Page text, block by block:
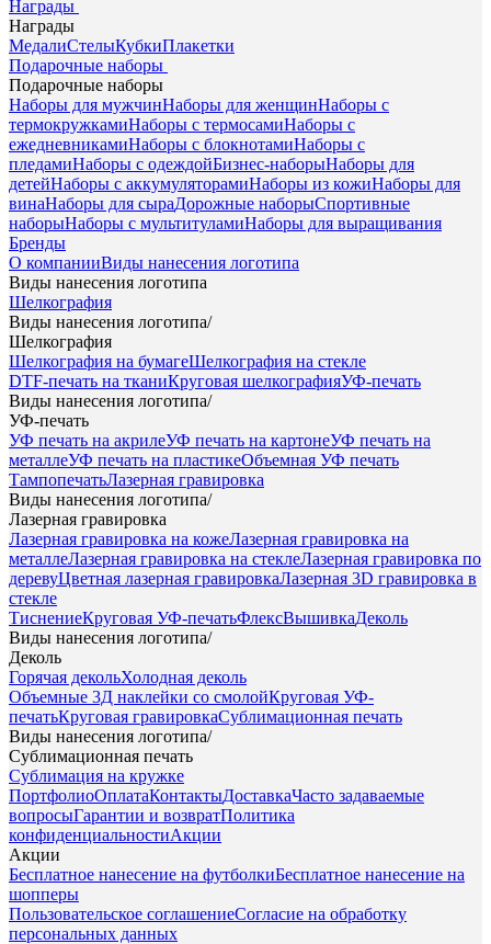
Награды
Награды
МедалиСтелыКубкиПлакетки
Подарочные наборы
Подарочные наборы
Наборы для мужчинНаборы для женщинНаборы с
термокружкамиНаборы с термосамиНаборы с
ежедневникамиНаборы с блокнотамиНаборы с
пледамиНаборы с одеждойБизнес-наборыНаборы для
детейНаборы с аккумуляторамиНаборы из кожиНаборы для
винаНаборы для сыраДорожные наборыСпортивные
наборыНаборы с мультитуламиНаборы для выращивания
Бренды
О компанииВиды нанесения логотипа
Виды нанесения логотипа
Шелкография
Виды нанесения логотипа/
Шелкография
Шелкография на бумагеШелкография на стекле
DTF-печать на тканиКруговая шелкографияУФ-печать
Виды нанесения логотипа/
УФ-печать
УФ печать на акрилеУФ печать на картонеУФ печать на
металлеУФ печать на пластикеОбъемная УФ печать
ТампопечатьЛазерная гравировка
Виды нанесения логотипа/
Лазерная гравировка
Лазерная гравировка на кожеЛазерная гравировка на
металлеЛазерная гравировка на стеклеЛазерная гравировка по
деревуЦветная лазерная гравировкаЛазерная 3D гравировка в
стекле
ТиснениеКруговая УФ-печатьФлексВышивкаДеколь
Виды нанесения логотипа/
Деколь
Горячая декольХолодная деколь
Объемные 3Д наклейки со смолойКруговая УФ-
печатьКруговая гравировкаСублимационная печать
Виды нанесения логотипа/
Сублимационная печать
Сублимация на кружке
ПортфолиоОплатаКонтактыДоставкаЧасто задаваемые
вопросыГарантии и возвратПолитика
конфиденциальностиАкции
Акции
Бесплатное нанесение на футболкиБесплатное нанесение на
шопперы
Пользовательское соглашениеСогласие на обработку
персональных данных